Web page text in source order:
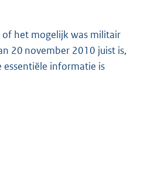
het mogelijk was militair
20 november 2010 juist is,
informatie is